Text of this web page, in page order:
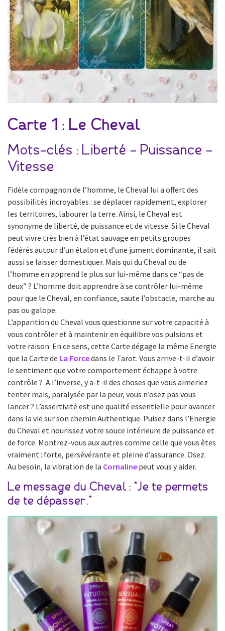
Carte 1 : Le Cheval
Mots-clés : Liberté – Puissance –
Vitesse
Fidèle compagnon de l’homme, le Cheval lui a offert des
possibilités incroyables : se déplacer rapidement, explorer
les territoires, labourer la terre. Ainsi, le Cheval est
synonyme de liberté, de puissance et de vitesse. Si le Cheval
peut vivre très bien à l’état sauvage en petits groupes
fédérés autour d’un étalon et d’une jument dominante, il sait
aussi se laisser domestiquer. Mais qui du Cheval ou de
l’homme en apprend le plus sur lui-même dans ce “pas de
deux” ? L’homme doit apprendre à se contrôler lui-même
pour que le Cheval, en confiance, saute l’obstacle, marche au
pas ou galope.
L’apparition du Cheval vous questionne sur votre capacité à
vous contrôler et à maintenir en équilibre vos pulsions et
votre raison. En ce sens, cette Carte dégage la même Energie
que la Carte de La Forcedans le Tarot. Vous arrive-t-il d’avoir
le sentiment que votre comportement échappe à votre
contrôle ? A l’inverse, y a-t-il des choses que vous aimeriez
tenter mais, paralysée par la peur, vous n’osez pas vous
lancer ? L’assertivité est une qualité essentielle pour avancer
dans la vie sur son chemin Authentique. Puisez dans l’Energie
du Cheval et nourissez votre souce intérieure de puissance et
de force. Montrez-vous aux autres comme celle que vous êtes
vraiment : forte, persévérante et pleine d’assurance. Osez.
Au besoin, la vibration de la Cornaline peut vous y aider.
Le message du Cheval : “Je te permets
de te dépasser.”